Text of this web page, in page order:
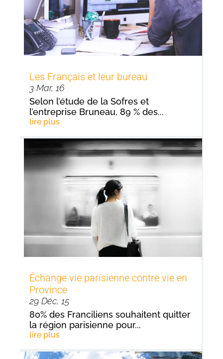
Les Français et leur bureau
3 Mar, 16
Selon l’étude de la Sofres et
l’entreprise Bruneau, 89 % des...
lire plus
Échange vie parisienne contre vie en
Province
29 Déc, 15
80% des Franciliens souhaitent quitter
la région parisienne pour...
lire plus